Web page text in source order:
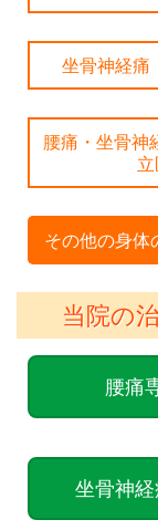
坐骨神経痛
腰痛・坐骨神
その他の身体
当院の
腰痛
坐骨神